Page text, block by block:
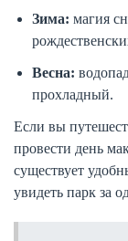
Зима: магия
Весна:
прохладный.
Если вы
провести день
существует
увидеть парк за